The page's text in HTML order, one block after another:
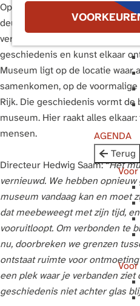
m
e
p
a
g
e
AGENDA
Terug
Op zaterdag 6 juni 2026 opent
deuren voor het publiek. Na een
verduurzaming keert het
geschiedenis en kunst elkaar
Museum ligt op de locatie waar
samenkomen, op de
Rijk. Die geschiedenis vormt de
museum. Hier raakt alles
mensen.
Directeur Hedwig Saam: “Het
vernieuwd. We hebben
museum vandaag kan en moet
dat meebeweegt met zijn tijd,
vooruitloopt. Om verbonden te
nu, doorbreken we grenzen
ontstaat ruimte voor
een plek waar je verbanden ziet
geschiedenis niet achter glas